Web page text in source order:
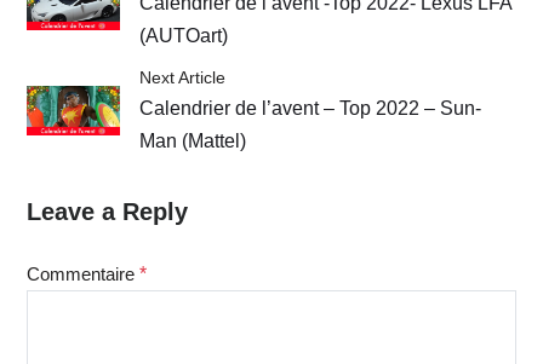
(AUTOart)
Next Article
Calendrier de l’avent – Top 2022 – Sun-
Man (Mattel)
Leave a Reply
Commentaire *